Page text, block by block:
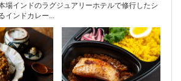
場インドのラグジュアリーホテルで修行したシ
インドカレー...